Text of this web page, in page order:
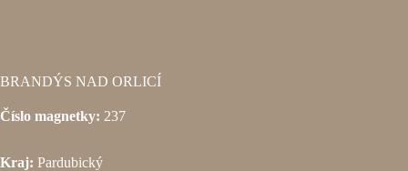
BRANDÝS NAD ORLICÍ
Číslo magnetky: 237
Kraj: Pardubický